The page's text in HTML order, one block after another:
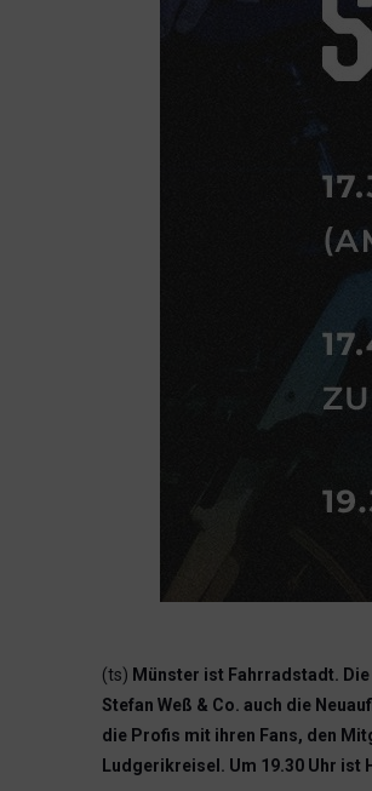
(ts) Münster ist Fahrradstadt.
Stefan Weß & Co. auch die
die Profis mit ihren Fans, den
Ludgerikreisel. Um 19.30 Uhr